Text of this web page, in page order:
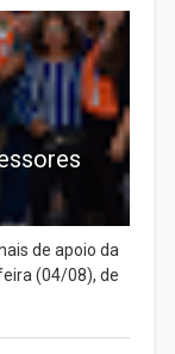
de apoio da
(04/08), de